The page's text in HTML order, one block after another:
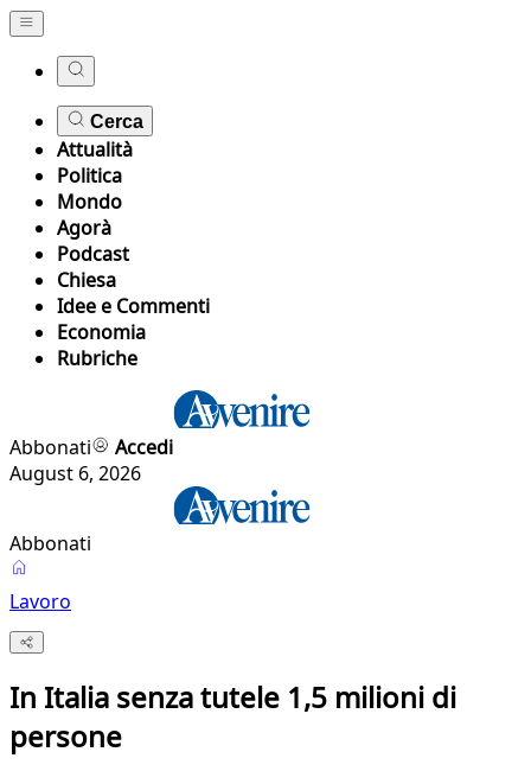
Cerca
Attualità
Politica
Mondo
Agorà
Podcast
Chiesa
Idee e Commenti
Economia
Rubriche
Abbonati
Accedi
August 6, 2026
Abbonati
Lavoro
In Italia senza tutele 1,5 milioni di
persone